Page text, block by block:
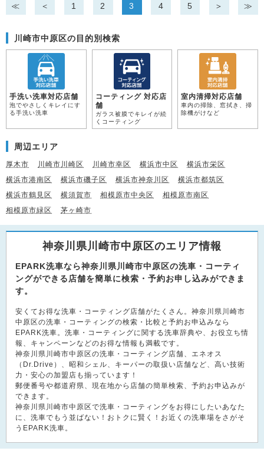
≪ ＜ 1 2 3 4 5 ＞ ≫
川崎市中原区の目的別検索
手洗い洗車対応店舗
泡でやさしくキレイにす
る手洗い洗車
コーティング 対応店
舗
ガラス被膜でキレイが続
くコーティング
室内清掃対応店舗
車内の掃除、窓拭き、掃
除機がけなど
周辺エリア
厚木市 川崎市川崎区 川崎市幸区 横浜市中区
横浜市栄区
横浜市港南区
横浜市磯子区 横浜市神奈川区
横浜市都筑区
横浜市鶴見区
横須賀市 相模原市中央区
相模原市南区
相模原市緑区
茅ヶ崎市
神奈川県川崎市中原区のエリア情報
EPARK洗車なら神奈川県川崎市中原区の洗車・コーティ
ングができる店舗を簡単に検索・予約お申し込みができま
す。
安くてお得な洗車・コーティング店舗がたくさん。神奈川県川崎市
中原区の洗車・コーティングの検索・比較と予約お申込みなら
EPARK洗車。洗車・コーティングに関する洗車辞典や、お役立ち情
報、キャンペーンなどのお得な情報も満載です。
神奈川県川崎市中原区の洗車・コーティング店舗、エネオス
（Dr.Drive）、昭和シェル、キーパーの取扱い店舗など、高い技術
力・安心の加盟店も揃っています！
郵便番号や都道府県、現在地から店舗の簡単検索、予約お申込みが
できます。
神奈川県川崎市中原区で洗車・コーティングをお得にしたいあなた
に、洗車でもう並ばない！おトクに賢く！お近くの洗車場をさがそ
うEPARK洗車。